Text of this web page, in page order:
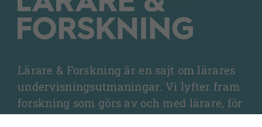
Lärare & Forskning är en sajt om lärares
undervisningsutmaningar. Vi lyfter fram
forskning som görs av och med lärare, för
lärare, och som fördjupar olika aspekter
går inte att
välja bort. De
behövs för
webbplatsen
över huvud
taget ska
fungera.